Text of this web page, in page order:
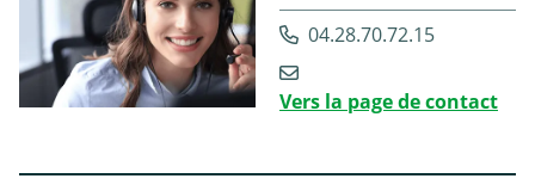
04.28.70.72.15
Vers la page de contact